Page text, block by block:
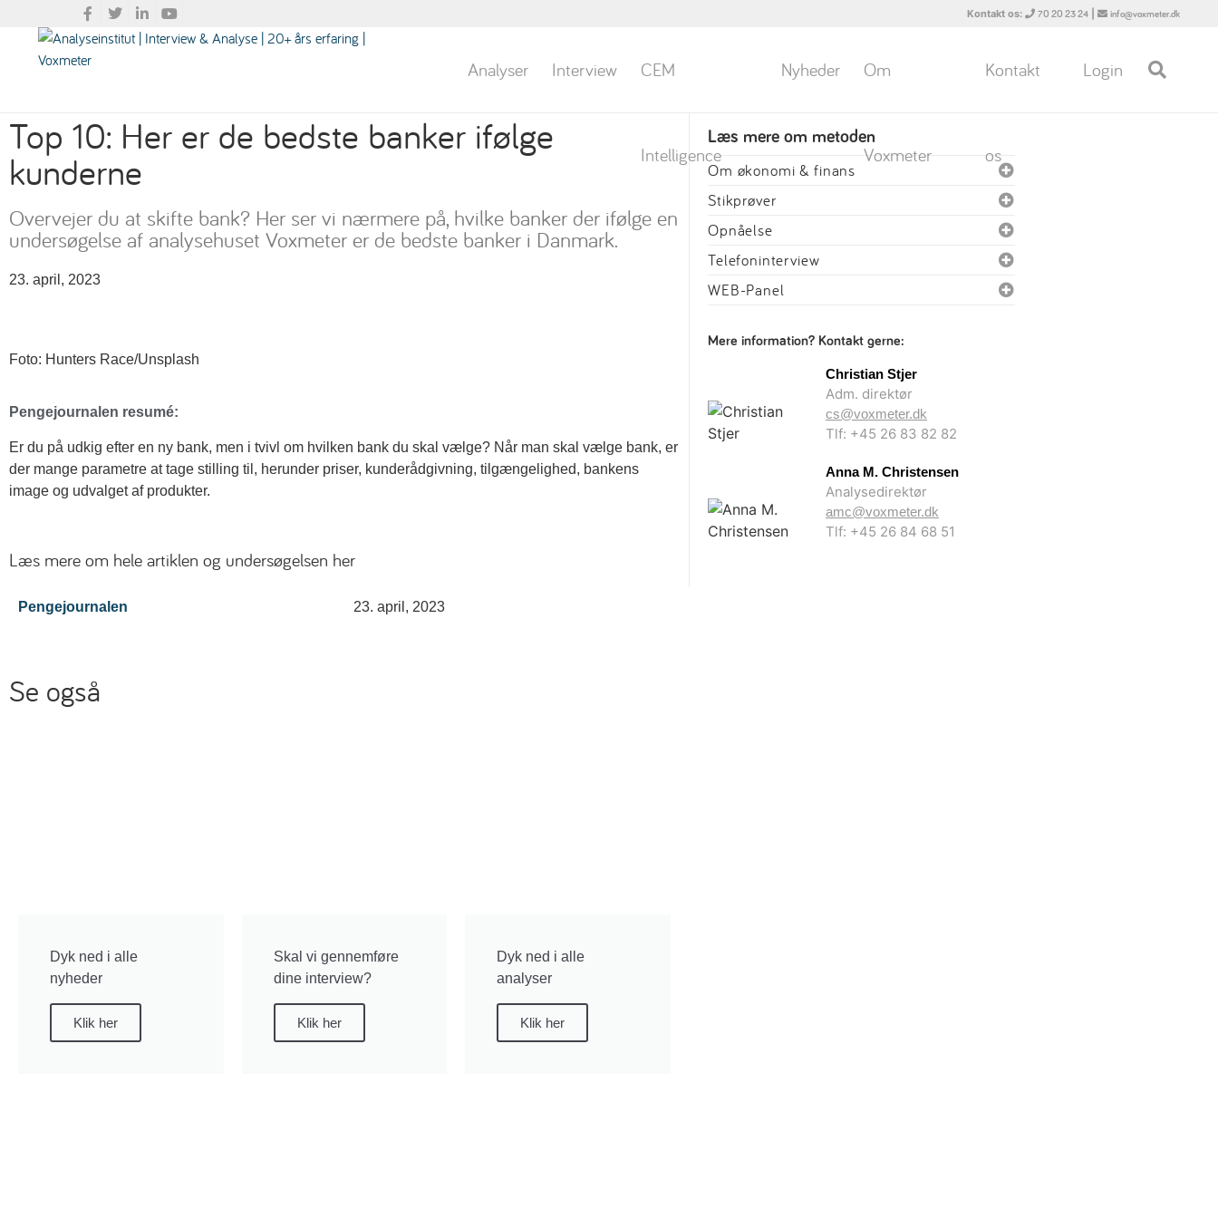
Kontakt os: 70 20 23 24 | info@voxmeter.dk
Analyser Interview CEM
Intelligence
Nyheder Om
Voxmeter
Kontakt
os
Login
Top 10: Her er de bedste banker ifølge
kunderne
Overvejer du at skifte bank? Her ser vi nærmere på, hvilke banker der ifølge en
undersøgelse af analysehuset Voxmeter er de bedste banker i Danmark.
23. april, 2023
Foto: Hunters Race/Unsplash
Pengejournalen resumé:
Er du på udkig efter en ny bank, men i tvivl om hvilken bank du skal vælge? Når man skal vælge bank, er
der mange parametre at tage stilling til, herunder priser, kunderådgivning, tilgængelighed, bankens
image og udvalget af produkter.
Læs mere om hele artiklen og undersøgelsen her
Pengejournalen 23. april, 2023
Se også
Dyk ned i alle
nyheder
Klik her
Skal vi gennemføre
dine interview?
Klik her
Dyk ned i alle
analyser
Klik her
Læs mere om metoden
Om økonomi & finans
Stikprøver
Opnåelse
Telefoninterview
WEB-Panel
Mere information? Kontakt gerne:
Christian Stjer
Adm. direktør
cs@voxmeter.dk
Tlf: +45 26 83 82 82
Anna M. Christensen
Analysedirektør
amc@voxmeter.dk
Tlf: +45 26 84 68 51